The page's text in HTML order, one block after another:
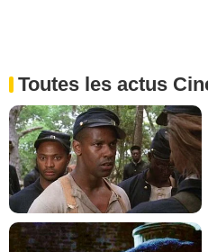
Toutes les actus